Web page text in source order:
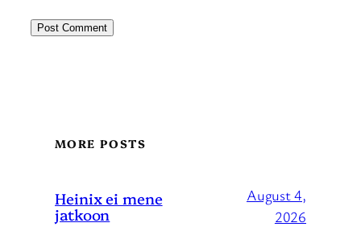
MORE POSTS
Heinix ei mene
jatkoon
August 4,
2026